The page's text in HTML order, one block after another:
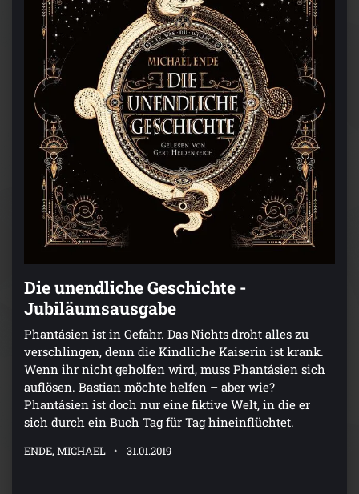
Die unendliche Geschichte -
Jubiläumsausgabe
Phantásien ist in Gefahr. Das Nichts droht alles zu
verschlingen, denn die Kindliche Kaiserin ist krank.
Wenn ihr nicht geholfen wird, muss Phantásien sich
auflösen. Bastian möchte helfen – aber wie?
Phantásien ist doch nur eine fiktive Welt, in die er
sich durch ein Buch Tag für Tag hineinflüchtet.
ENDE, MICHAEL 31.01.2019